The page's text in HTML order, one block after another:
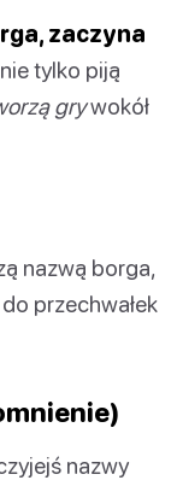
zaczyna
tylko piją
grywokół
nazwą borga,
przechwałek
nazwy